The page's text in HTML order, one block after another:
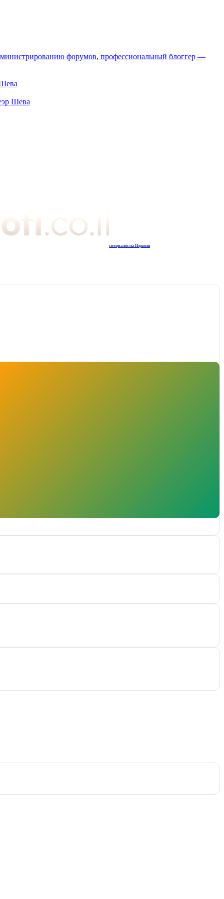
форумов, профессиональный блоггер —
Шева
специалисты Израиля